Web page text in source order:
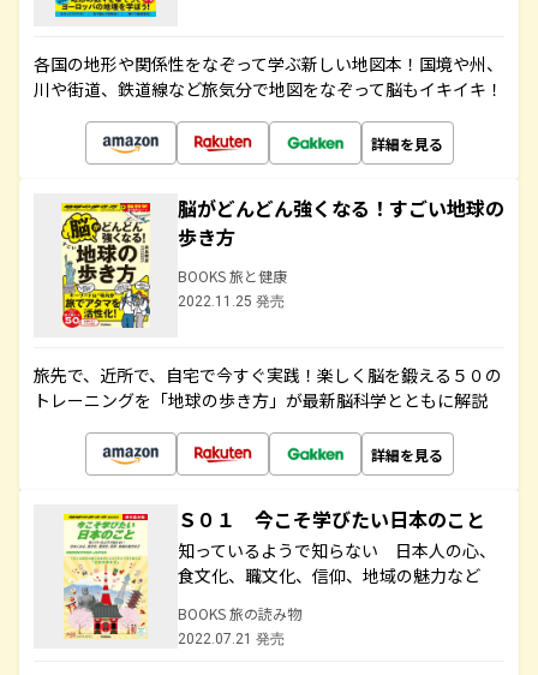
各国の地形や関係性をなぞって学ぶ新しい地図本！国境や州、
川や街道、鉄道線など旅気分で地図をなぞって脳もイキイキ！
詳細を見る
脳がどんどん強くなる！すごい地球の
歩き方
BOOKS 旅と健康
2022.11.25 発売
旅先で、近所で、自宅で今すぐ実践！楽しく脳を鍛える５０の
トレーニングを「地球の歩き方」が最新脳科学とともに解説
詳細を見る
Ｓ０１ 今こそ学びたい日本のこと
知っているようで知らない 日本人の心、
食文化、職文化、信仰、地域の魅力など
BOOKS 旅の読み物
2022.07.21 発売